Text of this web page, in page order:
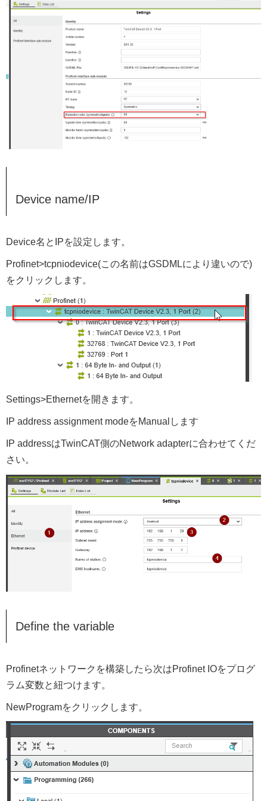
Device name/IP
Device名とIPを設定します。
Profinet>tcpniodevice(この名前はGSDMLにより違いので)
をクリックします。
Settings>Ethernetを開きます。
IP address assignment modeをManualします
IP addressはTwinCAT側のNetwork adapterに合わせてくだ
さい。
Define the variable
Profinetネットワークを構築したら次はProfinet IOをプログ
ラム変数と紐つけます。
NewProgramをクリックします。